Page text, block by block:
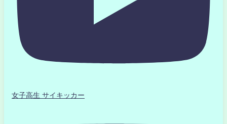
女子高生 サイキッカー